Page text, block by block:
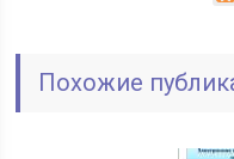
Похожие